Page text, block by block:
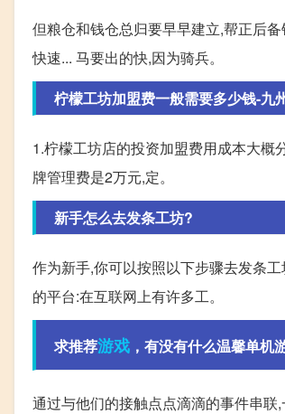
但粮仓和钱仓总归要早早建立,帮正后
快速... 马要出的快,因为骑兵。
柠檬工坊加盟费一般需要多少钱-九
1.柠檬工坊店的投资加盟费用成本大概
牌管理费是2万元,定。
新手怎么去发条工坊?
作为新手,你可以按照以下步骤去发条
的平台:在互联网上有许多工。
求推荐游戏 ，有没有什么温馨单机
通过与他们的接触点点滴滴的事件串